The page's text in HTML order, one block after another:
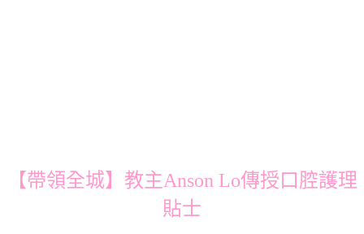
【帶領全城】教主Anson Lo傳授口腔護理
貼士